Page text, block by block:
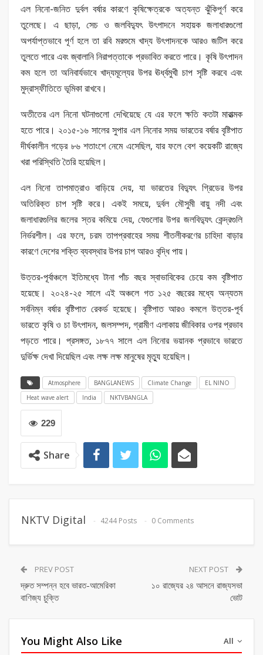
এল নিনো-জনিত দুর্বল বর্ষার কারণে কৃষিক্ষেত্রকে অত্যন্ত ঝুঁকিপূর্ণ করে
তুলেছে। এ ছাড়া, সেচ ও জলবিদ্যুৎ উৎপাদনে সহায়ক জলাধারগুলো
অপর্যাপ্তভাবে পূর্ণ হলে তা রবি মরশুমে খাদ্য উৎপাদনকে আরও জটিল করে
তুলতে পারে এবং জ্বালানি নিরাপত্তাকে প্রভাবিত করতে পারে। কৃষি উৎপাদন
কম হলে তা অনিবার্যভাবে খাদ্যমূল্যের উপর ঊর্ধ্বমুখী চাপ সৃষ্টি করবে এবং
মুদ্রাস্ফীতিতে ভূমিকা রাখবে।
অতীতের এল নিনো ঘটনাগুলো দেখিয়েছে যে এর ফলে ক্ষতি কতটা মারাত্মক
হতে পারে। ২০১৫-১৬ সালের সুপার এল নিনোর সময় ভারতের বর্ষার বৃষ্টিপাত
দীর্ঘকালীন গড়ের ৮৬ শতাংশে নেমে এসেছিল, যার ফলে বেশ কয়েকটি রাজ্যে
খরা পরিস্থিতি তৈরি হয়েছিল।
এল নিনো তাপমাত্রাও বাড়িয়ে দেয়, যা ভারতের বিদ্যুৎ গ্রিডের উপর
অতিরিক্ত চাপ সৃষ্টি করে। একই সময়ে, দুর্বল মৌসুমী বায়ু নদী এবং
জলাধারগুলির জলের স্তর কমিয়ে দেয়, যেগুলোর উপর জলবিদ্যুৎ কেন্দ্রগুলি
নির্ভরশীল। এর ফলে, চরম তাপপ্রবাহের সময় শীতলীকরণের চাহিদা বাড়ার
কারণে দেশের শক্তি ব্যবস্থার উপর চাপ আরও বৃদ্ধি পায়।
উত্তর-পূর্বাঞ্চলে ইতিমধ্যে টানা পাঁচ বছর স্বাভাবিকের চেয়ে কম বৃষ্টিপাত
হয়েছে। ২০২৪-২৫ সালে এই অঞ্চলে গত ১২৫ বছরের মধ্যে অন্যতম
সর্বনিম্ন বর্ষার বৃষ্টিপাত রেকর্ড হয়েছে। বৃষ্টিপাত আরও কমলে উত্তর-পূর্ব
ভারতে কৃষি ও চা উৎপাদন, জলসম্পদ, গ্রামীণ এলাকায় জীবিকার ওপর প্রভাব
পড়তে পারে। প্রসঙ্গত, ১৮৭৭ সালে এল নিনোর ভয়ানক প্রভাবে ভারতে
দুর্ভিক্ষ দেখা দিয়েছিল এবং লক্ষ লক্ষ মানুষের মৃত্যু হয়েছিল।
Atmosphere BANGLANEWS Climate Change
EL NINO
Heat wave alert
India NKTVBANGLA
229
Share
NKTV Digital 4244 Posts 0 Comments
PREV POST
দ্রুত সম্পন্ন হবে ভারত-আমেরিকা
বাণিজ্য চুক্তি
NEXT POST
১০ রাজ্যের ২৪ আসনে রাজ্যসভা
ভোট
All
You Might Also Like